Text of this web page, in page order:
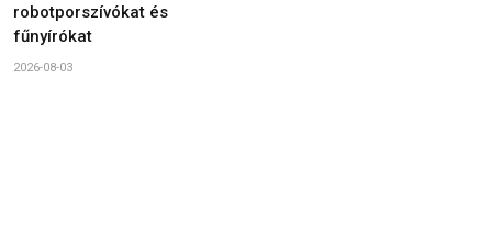
robotporszívókat és
fűnyírókat
2026-08-03